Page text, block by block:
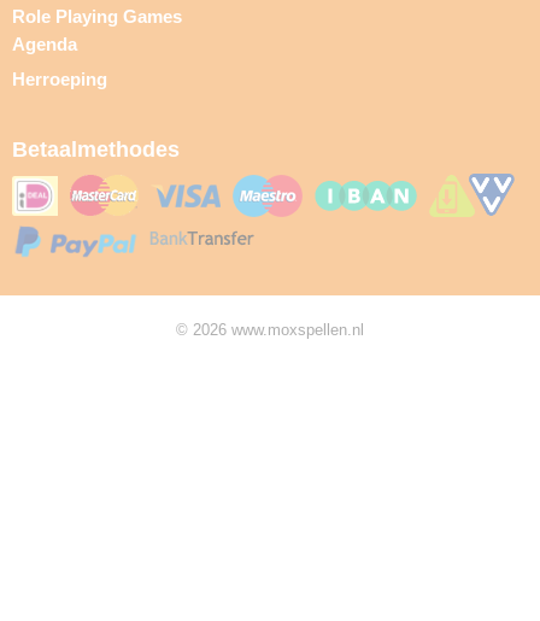
Role Playing Games
Agenda
Herroeping
Betaalmethodes
© 2026 www.moxspellen.nl